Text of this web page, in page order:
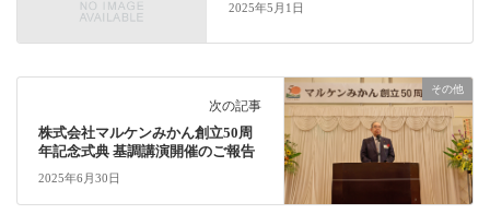
2025年5月1日
その他
次の記事
株式会社マルケンみかん創立50周
年記念式典 基調講演開催のご報告
2025年6月30日